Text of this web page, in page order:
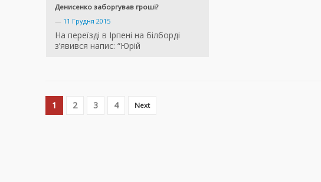
Денисенко заборгував гроші?
— 11 Грудня 2015
На переїзді в Ірпені на білборді
з’явився напис: “Юрій
1 2 3 4 Next